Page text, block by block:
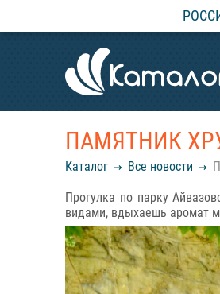
ПАМЯТНИК
Каталог Все новости
Прогулка по парку
видами, вдыхаешь аромат